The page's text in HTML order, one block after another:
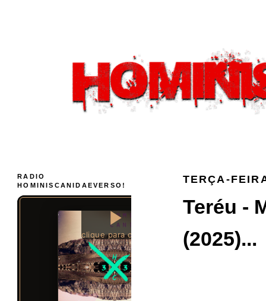
TERÇA-
Teréu -
(2025)...
RADIO
HOMINISCANIDAEVERSO!